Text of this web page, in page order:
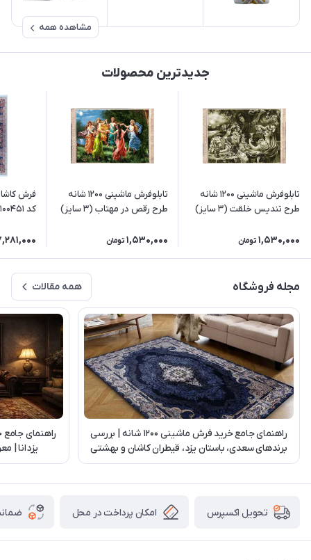
مشاهده همه
جدیدترین محصولات
تابلوفرش ماشینی 1200 شانه
طرح تندیس خلقت (3 سایز)
1,530,000 تومان
تابلوفرش ماشینی 1200 شانه
طرح رقص در مهتاب (3 سایز)
1,530,000 تومان
کد 100451 زمینه کرم
مجله فروشگاه همه مقالات
راهنمای جامع خرید فرش ماشینی 1200 شانه | بررسی
برندهای سعدی، باستان یزد، قیطران کاشان و بهشتی
تبریز
راهنمای
یزدانا |
تحویل اکسپرس امکان پرداخت در محل